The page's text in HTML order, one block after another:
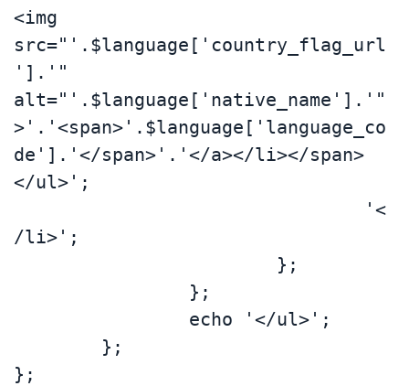
<img
src="'.$language['country_flag_url
'].'"
alt="'.$language['native_name'].'"
>'.'<span>'.$language['language_co
de'].'</span>'.'</a></li></span>
</ul>';
/li>';
};